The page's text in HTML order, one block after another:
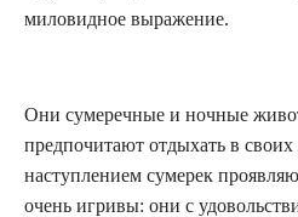
миловидное выражение.
Они сумеречные и ночные
предпочитают отдыхать в
наступлением сумерек
очень игривы: они с